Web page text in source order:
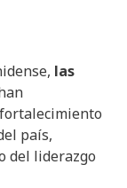
las
país,
del liderazgo